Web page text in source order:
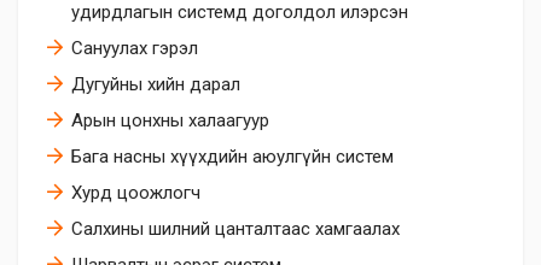
удирдлагын системд доголдол илэрсэн
Сануулах гэрэл
Дугуйны хийн дарал
Арын цонхны халаагуур
Бага насны хүүхдийн аюулгүйн систем
Хурд цоожлогч
Салхины шилний цанталтаас хамгаалах